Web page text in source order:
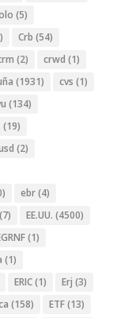
(5)
Crb (54)
(2) crwd (1)
(1931) cvs (1)
(134)
(19)
(2)
ebr(4)
(7) EE.UU. (4500)
(1)
(1)
ERIC(1) Erj (3)
(158) ETF(13)